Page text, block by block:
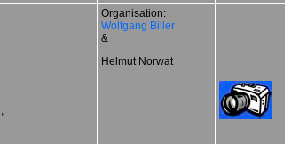
Organisation:
Wolfgang Biller
&
Helmut Norwat